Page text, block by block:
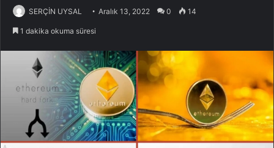
SERÇİN UYSAL Aralık 13, 2022 0 14
1 dakika okuma süresi